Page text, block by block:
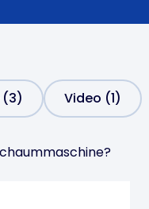
(3) Video (1)